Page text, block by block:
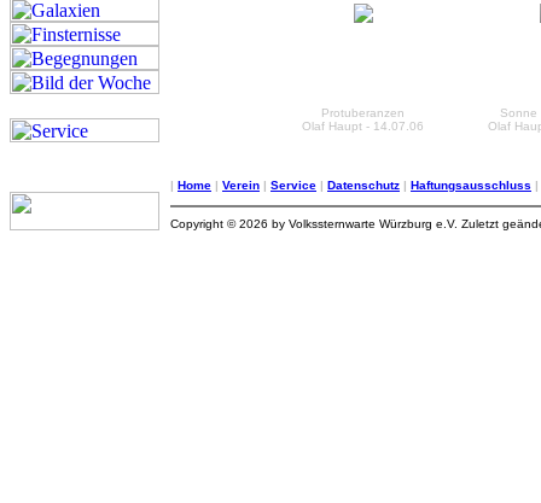
Protuberanzen
Olaf Haupt - 14.07.06
Sonne
Olaf
| Home | Verein | Service | Datenschutz | Haftungsausschluss |
Copyright © 2026 by Volkssternwarte Würzburg e.V. Zuletzt